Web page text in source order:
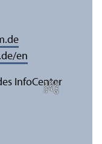
C
r
e
di
t:
A
n
n
a
L
o
g
u
e
en